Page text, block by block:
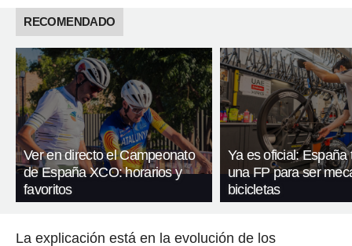
RECOMENDADO
Ver en directo el Campeonato
de España XCO: horarios y
favoritos
Ya es oficial: España
una FP para ser
bicicletas
La explicación está en la evolución de los